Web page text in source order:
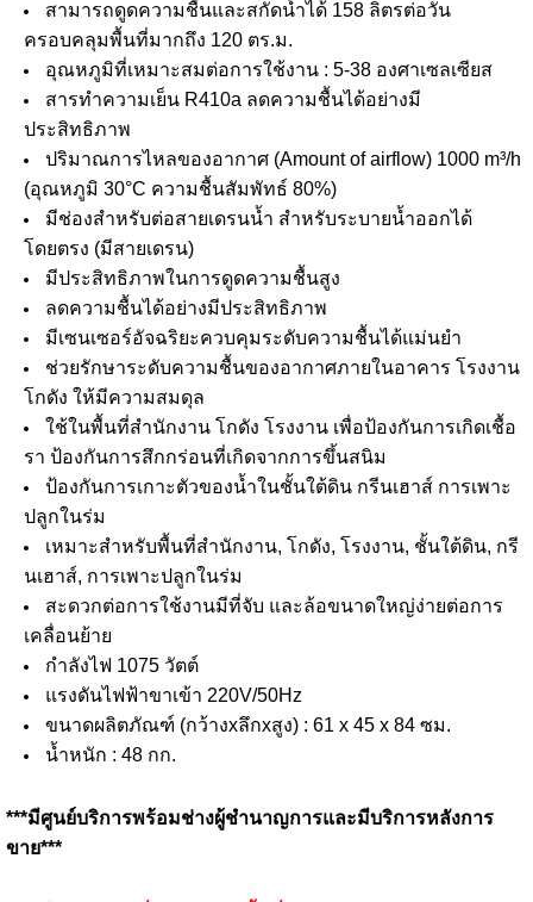
สามารถดูดความชื้นและสกัดน้ำได้ 158 ลิตรต่อวัน
ครอบคลุมพื้นที่มากถึง 120 ตร.ม.
อุณหภูมิที่เหมาะสมต่อการใช้งาน : 5-38 องศาเซลเซียส
สารทำความเย็น R410a ลดความชื้นได้อย่างมี
ประสิทธิภาพ
ปริมาณการไหลของอากาศ (Amount of airflow) 1000 m³/h
(อุณหภูมิ 30°C ความชื้นสัมพัทธ์ 80%)
มีช่องสำหรับต่อสายเดรนน้ำ สำหรับระบายน้ำออกได้
โดยตรง (มีสายเดรน)
มีประสิทธิภาพในการดูดความชื้นสูง
ลดความชื้นได้อย่างมีประสิทธิภาพ
มีเซนเซอร์อัจฉริยะควบคุมระดับความชื้นได้แม่นยำ
ช่วยรักษาระดับความชื้นของอากาศภายในอาคาร โรงงาน
โกดัง ให้มีความสมดุล
ใช้ในพื้นที่สำนักงาน โกดัง โรงงาน เพื่อป้องกันการเกิดเชื้อ
รา ป้องกันการสึกกร่อนที่เกิดจากการขึ้นสนิม
ป้องกันการเกาะตัวของน้ำในชั้นใต้ดิน กรีนเฮาส์ การเพาะ
ปลูกในร่ม
เหมาะสำหรับพื้นที่สำนักงาน, โกดัง, โรงงาน, ชั้นใต้ดิน, กรี
นเฮาส์, การเพาะปลูกในร่ม
สะดวกต่อการใช้งานมีที่จับ และล้อขนาดใหญ่ง่ายต่อการ
เคลื่อนย้าย
กำลังไฟ 1075 วัตต์
แรงดันไฟฟ้าขาเข้า 220V/50Hz
ขนาดผลิตภัณฑ์ (กว้างxลึกxสูง) : 61 x 45 x 84 ซม.
น้ำหนัก : 48 กก.
***มีศูนย์บริการพร้อมช่างผู้ชำนาญการและมีบริการหลังการ
ขาย***